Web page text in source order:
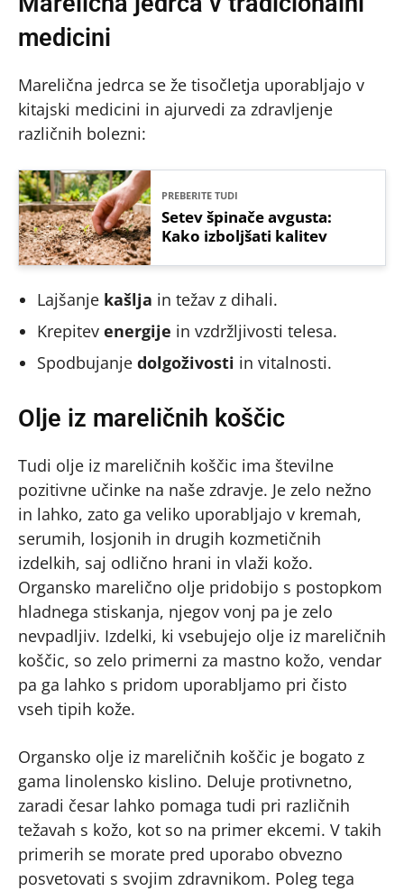
medicini
Marelična jedrca se že tisočletja uporabljajo v
kitajski medicini in ajurvedi za zdravljenje
različnih bolezni:
PREBERITE TUDI
Setev špinače avgusta:
Kako izboljšati kalitev
Lajšanje kašlja in težav z dihali.
Krepitev energije in vzdržljivosti telesa.
Spodbujanje dolgoživosti in vitalnosti.
Olje iz mareličnih koščic
Tudi olje iz mareličnih koščic ima številne
pozitivne učinke na naše zdravje. Je zelo nežno
in lahko, zato ga veliko uporabljajo v kremah,
serumih, losjonih in drugih kozmetičnih
izdelkih, saj odlično hrani in vlaži kožo.
Organsko marelično olje pridobijo s postopkom
hladnega stiskanja, njegov vonj pa je zelo
nevpadljiv. Izdelki, ki vsebujejo olje iz mareličnih
koščic, so zelo primerni za mastno kožo, vendar
pa ga lahko s pridom uporabljamo pri čisto
vseh tipih kože.
Organsko olje iz mareličnih koščic je bogato z
gama linolensko kislino. Deluje protivnetno,
zaradi česar lahko pomaga tudi pri različnih
težavah s kožo, kot so na primer ekcemi. V takih
primerih se morate pred uporabo obvezno
posvetovati s svojim zdravnikom. Poleg tega